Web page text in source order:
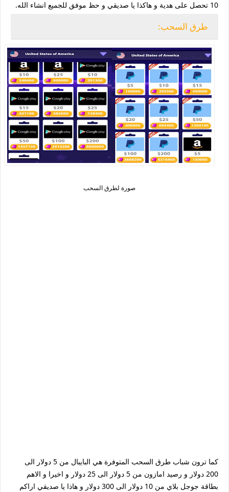
10 تحصل على هدية و هاكذا يا صديقي و حظ موفق للجميع انشاء الله.
طرق السحب:
صورة لطرق السحب
كما ترون شباب طرق السحب المتوفرة هي البايبال من 5 دولار الى
200 دولار و رصيد امازون من 5 دولار الى 25 دولار و اخيرا و الاهم
بطاقة جوجل بلاي من 10 دولار الى 300 دولار و هاذا يا صديقي اراكم